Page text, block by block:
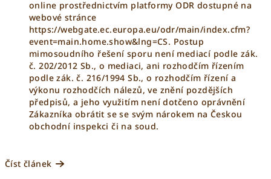
online prostřednictvím platformy ODR dostupné na
webové stránce
https://webgate.ec.europa.eu/odr/main/index.cfm?
event=main.home.show&lng=CS. Postup
mimosoudního řešení sporu není mediací podle zák.
č. 202/2012 Sb., o mediaci, ani rozhodčím řízením
podle zák. č. 216/1994 Sb., o rozhodčím řízení a
výkonu rozhodčích nálezů, ve znění pozdějších
předpisů, a jeho využitím není dotčeno oprávnění
Zákazníka obrátit se se svým nárokem na Českou
obchodní inspekci či na soud.
Číst článek